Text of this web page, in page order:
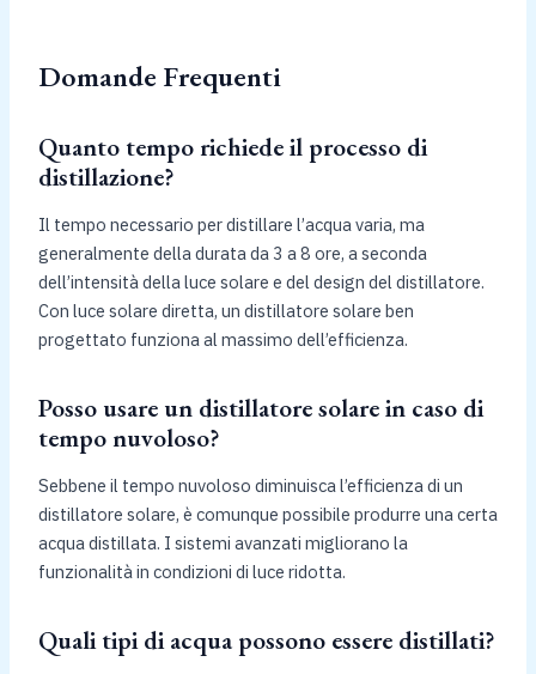
Domande Frequenti
Quanto tempo richiede il processo di
distillazione?
Il tempo necessario per distillare l’acqua varia, ma
generalmente della durata da 3 a 8 ore, a seconda
dell’intensità della luce solare e del design del distillatore.
Con luce solare diretta, un distillatore solare ben
progettato funziona al massimo dell’efficienza.
Posso usare un distillatore solare in caso di
tempo nuvoloso?
Sebbene il tempo nuvoloso diminuisca l’efficienza di un
distillatore solare, è comunque possibile produrre una certa
acqua distillata. I sistemi avanzati migliorano la
funzionalità in condizioni di luce ridotta.
Quali tipi di acqua possono essere distillati?